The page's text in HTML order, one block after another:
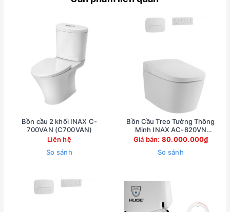
Bồn cầu 2 khối INAX C-
700VAN (C700VAN)
Liên hệ
So sánh
Bồn Cầu Treo Tường Thông
Minh INAX AC-820VN
(AC820VN)
Giá bán: 80.000.000₫
So sánh